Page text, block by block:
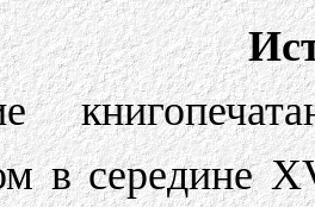
в середине